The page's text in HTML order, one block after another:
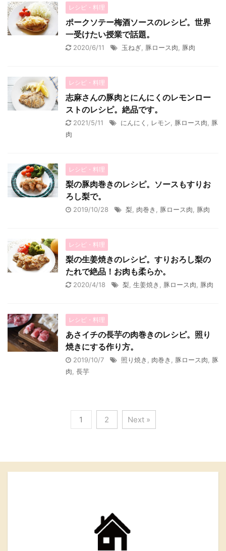
レシピ・料理
ポークソテー梅酒ソースのレシピ。世界
一受けたい授業で話題。
2020/6/11 玉ねぎ 豚ロース肉 豚肉
レシピ・料理
志麻さんの豚肉とにんにくのレモンロー
ストのレシピ。絶品です。
2021/5/11 にんにく レモン 豚ロース肉
豚
肉
レシピ・料理
梨の豚肉巻きのレシピ。ソースもすりお
ろし梨で。
2019/10/28 梨 肉巻き 豚ロース肉 豚肉
レシピ・料理
梨の生姜焼きのレシピ。すりおろし梨の
たれで絶品！お肉も柔らか。
2020/4/18 梨 生姜焼き 豚ロース肉 豚肉
レシピ・料理
あさイチの長芋の肉巻きのレシピ。照り
焼きにする作り方。
2019/10/7 照り焼き 肉巻き 豚ロース肉
豚
肉 長芋
1 2 Next »